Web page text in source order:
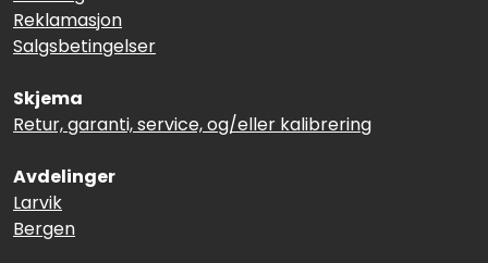
Reklamasjon
Salgsbetingelser
Skjema
Retur, garanti, service, og/eller kalibrering
Avdelinger
Larvik
Bergen